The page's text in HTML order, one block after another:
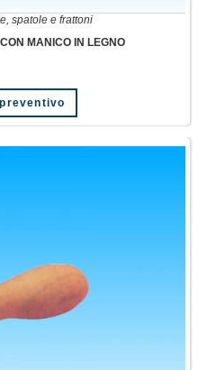
spatole e frattoni
MANICO IN LEGNO